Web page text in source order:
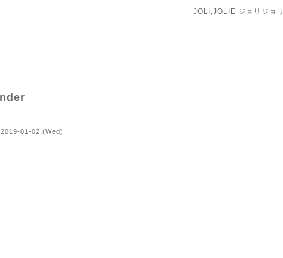
JOLI,JOLIE ジョリジョリ
2019-01-02 (Wed)